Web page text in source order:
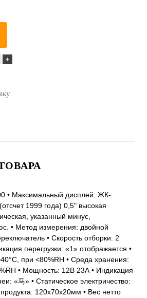
• Максимальный дисплей: ЖК-
1999 года) 0,5" высокая
указанный минус,
• Метод измерения: двойной
• Скорость отборки: 2
перегрузки: «1» отображается •
при <80%RH • Среда хранения:
• Мощность: 12В 23А • Индикация
«马» • Статическое электричество:
120x70x20мм • Вес нетто